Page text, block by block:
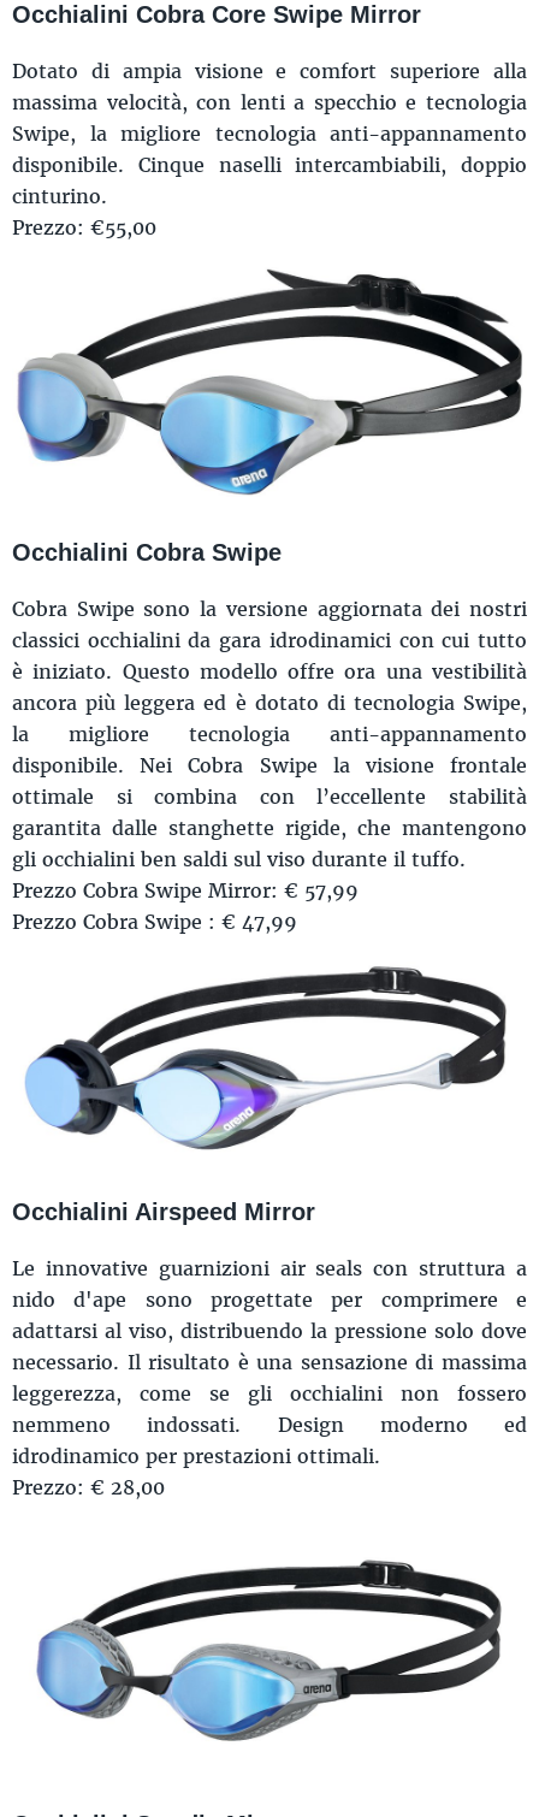
Occhialini Cobra Core Swipe Mirror
Dotato di ampia visione e comfort superiore alla
massima velocità, con lenti a specchio e tecnologia
Swipe, la migliore tecnologia anti-appannamento
disponibile. Cinque naselli intercambiabili, doppio
cinturino.
Prezzo: €55,00
Occhialini Cobra Swipe
Cobra Swipe sono la versione aggiornata dei nostri
classici occhialini da gara idrodinamici con cui tutto
è iniziato. Questo modello offre ora una vestibilità
ancora più leggera ed è dotato di tecnologia Swipe,
la migliore tecnologia anti-appannamento
disponibile. Nei Cobra Swipe la visione frontale
ottimale si combina con l’eccellente stabilità
garantita dalle stanghette rigide, che mantengono
gli occhialini ben saldi sul viso durante il tuffo.
Prezzo Cobra Swipe Mirror: € 57,99
Prezzo Cobra Swipe : € 47,99
Occhialini Airspeed Mirror
Le innovative guarnizioni air seals con struttura a
nido d'ape sono progettate per comprimere e
adattarsi al viso, distribuendo la pressione solo dove
necessario. Il risultato è una sensazione di massima
leggerezza, come se gli occhialini non fossero
nemmeno indossati. Design moderno ed
idrodinamico per prestazioni ottimali.
Prezzo: € 28,00